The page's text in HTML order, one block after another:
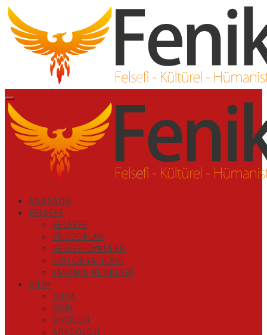
İçeriği
Geç
Primary
Menu
ANA SAYFA
FELSEFE
FELSEFE
FİLOZOFLAR
FELSEFİ ÖYKÜLER
EDİTÖR YAZILARI
YAŞAMIN RENKLERİ
BİLİM
BİLİM
FİZİK
BİYOLOJİ
ARKEOLOJİ